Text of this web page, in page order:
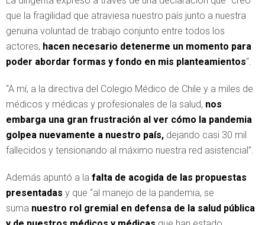
que la fragilidad que atraviesa nuestro país junto a nuestra
genuina voluntad de trabajo conjunto entre todos los
actores, hacen necesario detenerme un momento para
poder abordar formas y fondo en mis planteamientos“.
“A mí, a la directiva del Colegio Médico de Chile y a miles de
médicos y médicas y profesionales de la salud, nos
embarga una gran frustración al ver cómo la pandemia
golpea nuevamente a nuestro país, dejando casi 30 mil
fallecidos y tensionando al máximo nuestra red asistencial”.
Además apuntó a la falta de acogida de las propuestas
presentadas y que “al manejo de la pandemia, se
suma nuestro rol gremial en defensa de la salud pública